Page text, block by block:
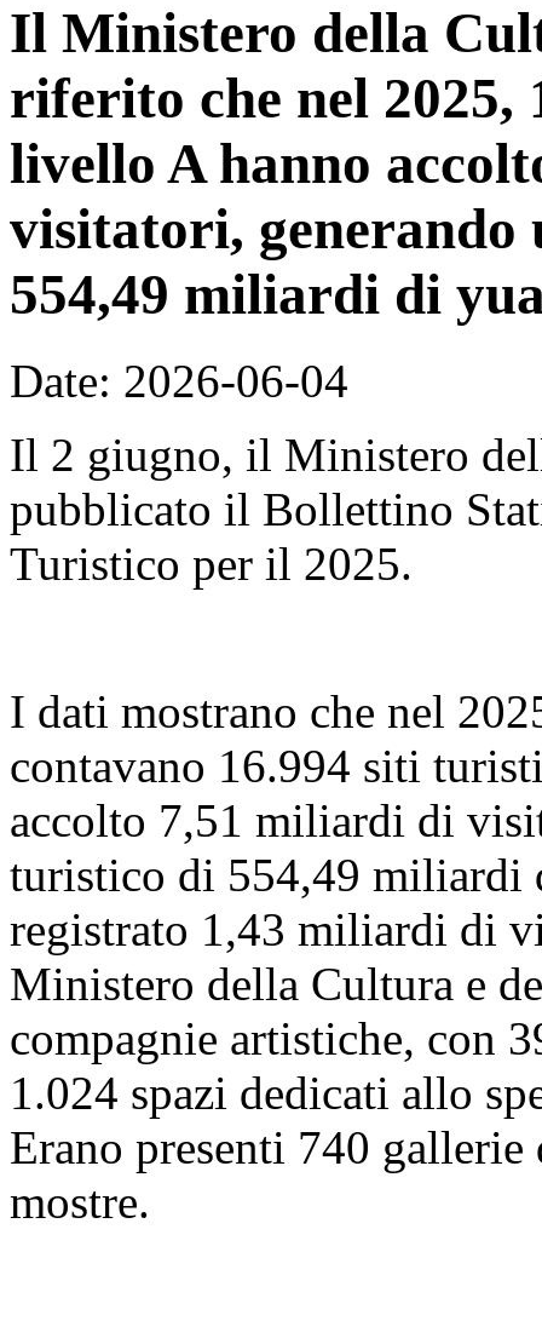
Il Ministero della
riferito che nel
livello A hanno
visitatori,
554,49 miliardi di
Date: 2026-06-04
Il 2 giugno, il Ministero
pubblicato il Bollettino
Turistico per il 2025.
I dati mostrano che nel
contavano 16.994 siti
accolto 7,51 miliardi di
turistico di 554,49 miliardi
registrato 1,43 miliardi di
Ministero della Cultura e
compagnie artistiche, con
1.024 spazi dedicati allo
Erano presenti 740
mostre.